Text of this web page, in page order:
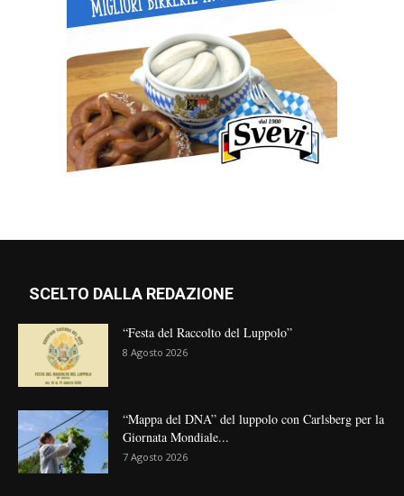
SCELTO DALLA REDAZIONE
“Festa del Raccolto del Luppolo”
8 Agosto 2026
“Mappa del DNA” del luppolo con Carlsberg per la
Giornata Mondiale...
7 Agosto 2026